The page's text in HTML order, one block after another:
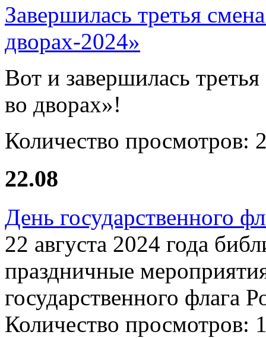
Завершилась третья
дворах-2024»
Вот и завершилась
во дворах»!
Количество просмотров:
22.08
День государственного
22 августа 2024 года
праздничные
государственного флага
Количество просмотров: